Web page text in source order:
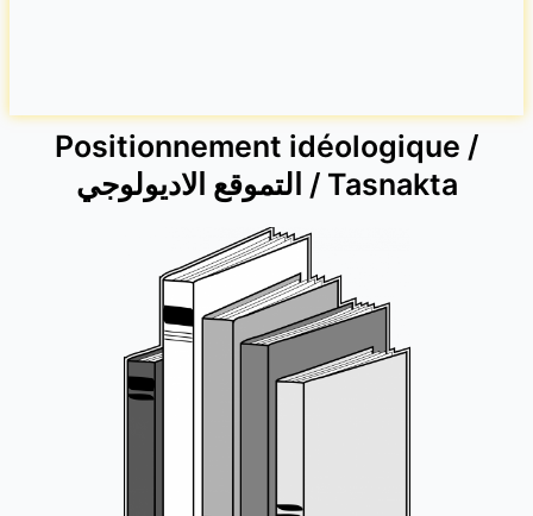
Positionnement idéologique /
التموقع الاديولوجي / Tasnakta